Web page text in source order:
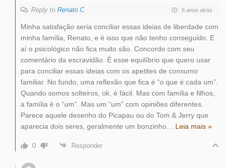
Reply to Renato C 6 anos atrás
Minha satisfação seria conciliar essas ideias de liberdade com
minha família, Renato, e é isso que não tenho conseguido. E
aí o psicológico não fica muito são. Concordo com seu
comentário da escravidão. É esse equilíbrio que quero usar
para conciliar essas ideias com os apetites de consumo
familiar. No fundo, uma reflexão que fica é “o que é cada um”.
Quando somos solteiros, ok, é fácil. Mas com família e filhos,
a família é o “um”. Mas um “um” com opiniões diferentes.
Parece aquele desenho do Picapau ou do Tom & Jerry que
aparecia dois seres, geralmente um bonzinho… Leia mais »
0 Responder